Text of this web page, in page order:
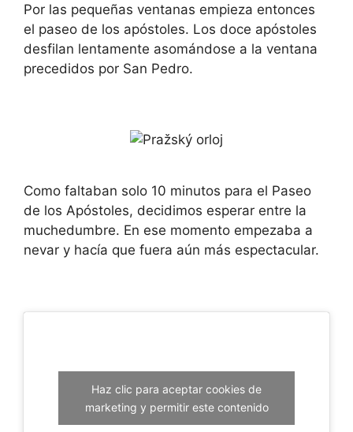
Por las pequeñas ventanas empieza entonces
el paseo de los apóstoles. Los doce apóstoles
desfilan lentamente asomándose a la ventana
precedidos por San Pedro.
Como faltaban solo 10 minutos para el Paseo
de los Apóstoles, decidimos esperar entre la
muchedumbre. En ese momento empezaba a
nevar y hacía que fuera aún más espectacular.
Haz clic para aceptar cookies de
marketing y permitir este contenido